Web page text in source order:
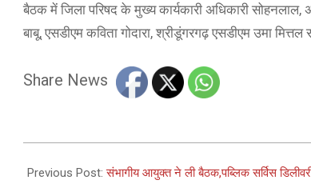
बैठक में जिला परिषद के मुख्य कार्यकारी अधिकारी
बाबू, एसडीएम कविता गोदारा, श्रीडूंगरगढ़ एसडीएम उमा
Share News
02-
Previous Post:संभागीय आयुक्त ने ली बैठक,पब्लिक सर्विस